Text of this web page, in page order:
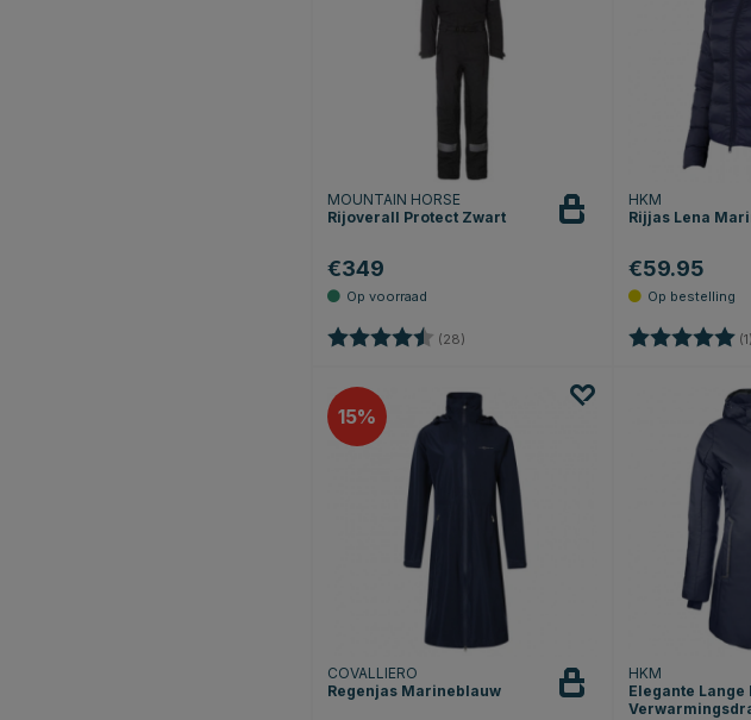
MOUNTAIN HORSE
Rijoverall Protect Zwart
€349
Beoordeling: (28)
HKM
Rijjas Lena
€59.95
Beoordeling: (1)
15
COVALLIERO
Regenjas Marineblauw
HKM
Elegante Lange